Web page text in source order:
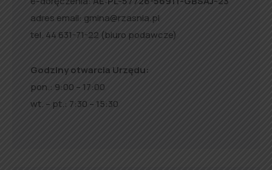
adres email: gmina@rzasnia.pl
tel. 44 631-71-22 (biuro podawcze)
Godziny otwarcia Urzędu:
pon.: 9:00 – 17:00
wt. – pt.: 7:30 – 15:30